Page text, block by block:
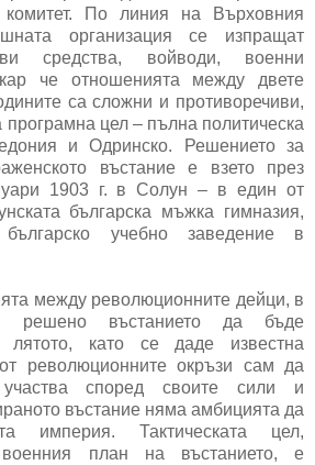
комитет. По линия на Върховния
организация се изпращат
средства, войводи, военни
че отношенията между двете
са сложни и противоречиви,
цел – пълна политическа
и Одринско. Решението за
въстание е взето през
1903 г. в Солун – в един от
българска мъжка гимназия,
българско учебно заведение в
между революционните дейци, в
решено въстанието да бъде
лятото, като се даде известна
революционните окръзи сам да
според своите сили и
въстание няма амбицията да
империя. Тактическата цел,
план на въстанието, е